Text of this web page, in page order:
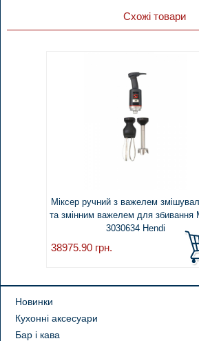
Схожі товари
Міксер ручний з важелем
та змінним важелем для збивання
3030634 Hendi
38975.90 грн.
Новинки
Кухонні аксесуари
Бар і кава